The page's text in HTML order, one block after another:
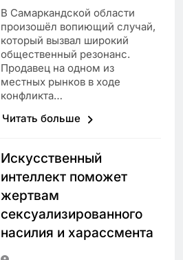
В Самаркандской области
произошёл вопиющий случай,
который вызвал широкий
общественный резонанс.
Продавец на одном из
местных рынков в ходе
конфликта…
Читать больше
Искусственный
интеллект поможет
жертвам
сексуализированного
насилия и харассмента